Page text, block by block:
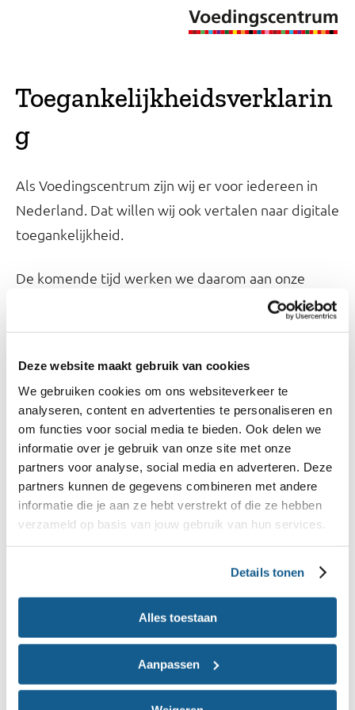
Deze website maakt gebruik van cookies
We gebruiken cookies om ons websiteverkeer te
analyseren, content en advertenties te personaliseren en
om functies voor social media te bieden. Ook delen we
informatie over je gebruik van onze site met onze
partners voor analyse, social media en adverteren. Deze
partners kunnen de gegevens combineren met andere
informatie die je aan ze hebt verstrekt of die ze hebben
verzameld op basis van jouw gebruik van hun services.
Details tonen
Alles toestaan
Aanpassen
Toegankelijkheidsverklarin
g
Als Voedingscentrum zijn wij er voor iedereen in
Nederland. Dat willen wij ook vertalen naar digitale
toegankelijkheid.
De komende tijd werken we daarom aan onze
digitale toegankelijkheid volgens de Europese
We voldoen hier nu nog niet aan, we zijn wel op de
goede weg. We hebben nu een score van 72%. In
de zomer en najaar van 2026 pakken we
resterende punten op.
Lees het volledige toegankelijkheidsrapport.
Feedback en contactgegevens
Loop je tegen een toegankelijkheidsprobleem aan?
toegankelijkheid van onze website? We horen dat
graag. Stuur dan een e-mail naar
webredactie@voedingscentrum.nl